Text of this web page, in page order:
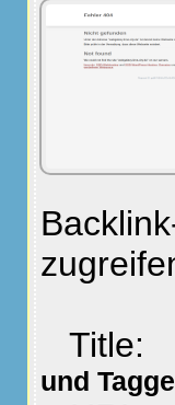
Title:
und